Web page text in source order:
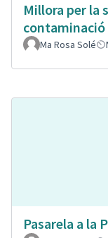
Millora per la
contaminació
Ma Rosa Solé
Pasarela a la